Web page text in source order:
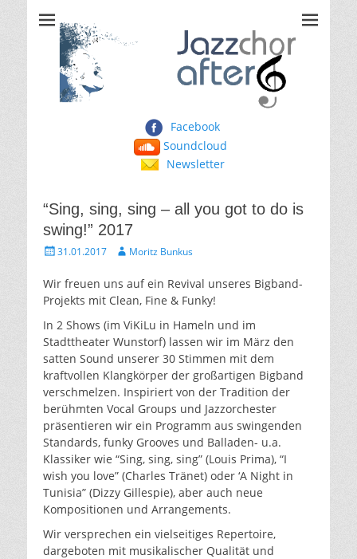
Jazzchor After Six
Facebook
Soundcloud
Newsletter
“Sing, sing, sing – all you got to do is
swing!” 2017
Gepostet
31.01.2017 AutorMoritz Bunkus
Wir freuen uns auf ein Revival unseres Bigband-
Projekts mit Clean, Fine & Funky!
In 2 Shows (im ViKiLu in Hameln und im
Stadttheater Wunstorf) lassen wir im März den
satten Sound unserer 30 Stimmen mit dem
kraftvollen Klangkörper der großartigen Bigband
verschmelzen. Inspiriert von der Tradition der
berühmten Vocal Groups und Jazzorchester
präsentieren wir ein Programm aus swingenden
Standards, funky Grooves und Balladen- u.a.
Klassiker wie “Sing, sing, sing” (Louis Prima), “I
wish you love” (Charles Tränet) oder ‘A Night in
Tunisia” (Dizzy Gillespie), aber auch neue
Kompositionen und Arrangements.
Wir versprechen ein vielseitiges Repertoire,
dargeboten mit musikalischer Qualität und